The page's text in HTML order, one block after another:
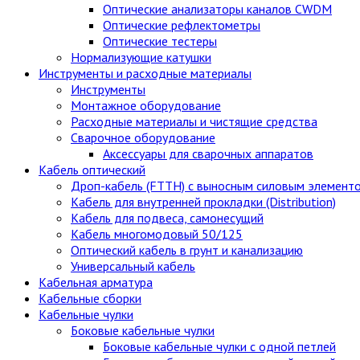
Оптические анализаторы каналов CWDM
Оптические рефлектометры
Оптические тестеры
Нормализующие катушки
Инструменты и расходные материалы
Инструменты
Монтажное оборудование
Расходные материалы и чистящие средства
Сварочное оборудование
Аксессуары для сварочных аппаратов
Кабель оптический
Дроп-кабель (FTTH) с выносным силовым
Кабель для внутренней прокладки (Distribution)
Кабель для подвеса, самонесущий
Кабель многомодовый 50/125
Оптический кабель в грунт и канализацию
Универсальный кабель
Кабельная арматура
Кабельные сборки
Кабельные чулки
Боковые кабельные чулки
Боковые кабельные чулки с одной петлей